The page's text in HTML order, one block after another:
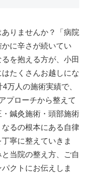
りませんか？「病院
に辛さが続いてい
を抱える方が、小田
たくさんお越しにな
万人の施術実績で、
プローチから整えて
鍼灸施術・頭部施術
るの根本にある自律
寧に整えていきま
当院の整え方、ご自
クトにお伝えしま